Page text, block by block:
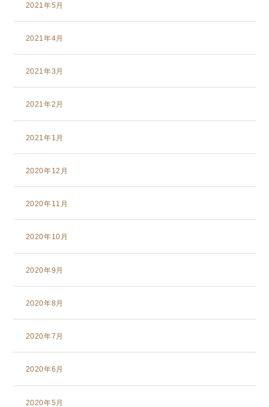
2021年5月
2021年4月
2021年3月
2021年2月
2021年1月
2020年12月
2020年11月
2020年10月
2020年9月
2020年8月
2020年7月
2020年6月
2020年5月